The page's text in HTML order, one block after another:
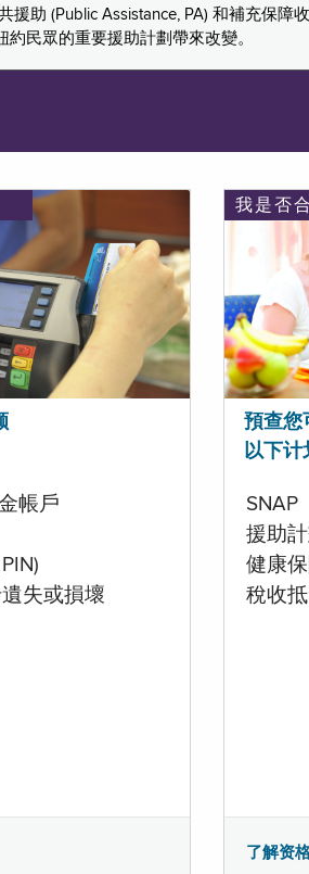
助 (Public Assistance, PA) 和補充保障
民眾的重要援助計劃帶來改變。
帳戶
失或損壞
我是否
預查您
以下计
SNAP
援助計
健康
稅收
了解资